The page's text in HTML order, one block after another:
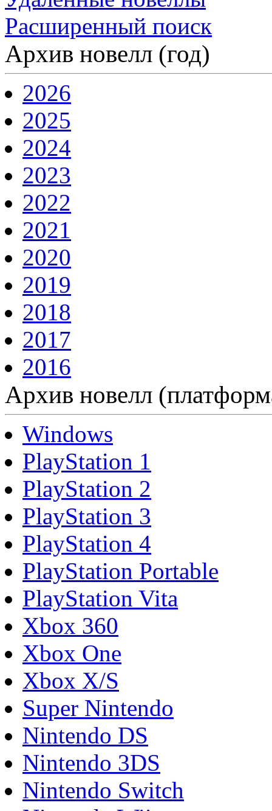
Расширенный поиск
Архив новелл (год)
2026
2025
2024
2023
2022
2021
2020
2019
2018
2017
2016
Архив новелл
Windows
PlayStation 1
PlayStation 2
PlayStation 3
PlayStation 4
PlayStation Portable
PlayStation Vita
Xbox 360
Xbox One
Xbox X/S
Super Nintendo
Nintendo DS
Nintendo 3DS
Nintendo Switch